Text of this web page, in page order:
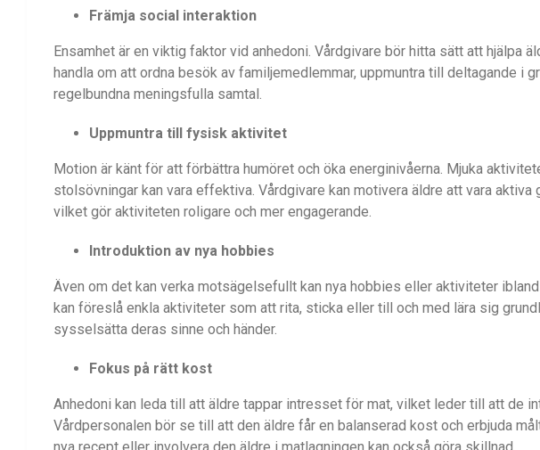
Främja social interaktion
Ensamhet är en viktig faktor vid anhedoni. Vårdgivare bör hitta sätt att hjälpa
handla om att ordna besök av familjemedlemmar, uppmuntra till deltagande i
regelbundna meningsfulla samtal.
Uppmuntra till fysisk aktivitet
Motion är känt för att förbättra humöret och öka energinivåerna. Mjuka
stolsövningar kan vara effektiva. Vårdgivare kan motivera äldre att vara
vilket gör aktiviteten roligare och mer engagerande.
Introduktion av nya hobbies
Även om det kan verka motsägelsefullt kan nya hobbies eller aktiviteter
kan föreslå enkla aktiviteter som att rita, sticka eller till och med lära sig
sysselsätta deras sinne och händer.
Fokus på rätt kost
Anhedoni kan leda till att äldre tappar intresset för mat, vilket leder till att de
Vårdpersonalen bör se till att den äldre får en balanserad kost och erbjuda